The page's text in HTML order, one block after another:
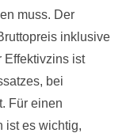
muss. Der
inklusive
Effektivzins ist
bei
Für einen
ist es wichtig,